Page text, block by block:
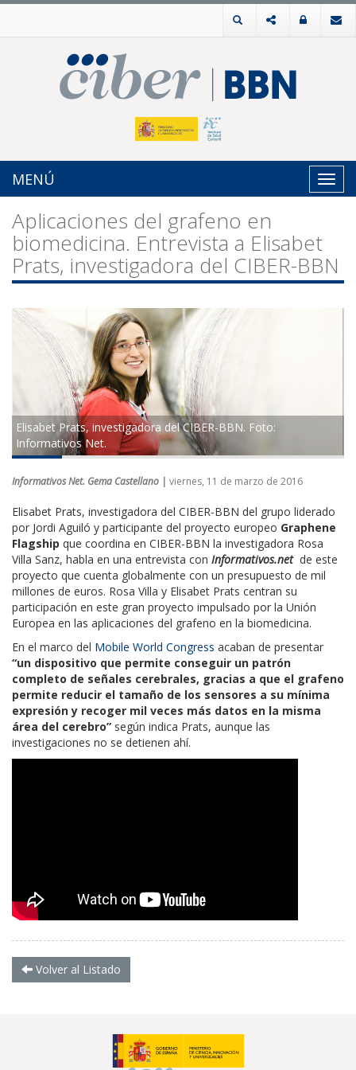
MENÚ
Aplicaciones del grafeno en
biomedicina. Entrevista a Elisabet
Prats, investigadora del CIBER-BBN
Elisabet Prats, investigadora del CIBER-BBN. Foto:
Informativos Net.
Informativos Net. Gema Castellano | viernes, 11 de marzo de 2016
Elisabet Prats, investigadora del CIBER-BBN del grupo liderado
por Jordi Aguiló y participante del proyecto europeo Graphene
Flagship que coordina en CIBER-BBN la investigadora Rosa
Villa Sanz, habla en una entrevista con Informativos.netde este
proyecto que cuenta globalmente con un presupuesto de mil
millones de euros. Rosa Villa y Elisabet Prats centran su
participación en este gran proyecto impulsado por la Unión
Europea en las aplicaciones del grafeno en la biomedicina.
En el marco del Mobile World Congress acaban de presentar
“un dispositivo que permite conseguir un patrón
completo de señales cerebrales, gracias a que el grafeno
permite reducir el tamaño de los sensores a su mínima
expresión y recoger mil veces más datos en la misma
área del cerebro” según indica Prats, aunque las
investigaciones no se detienen ahí.
Volver al Listado